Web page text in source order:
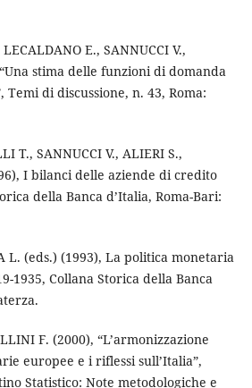
E., SANNUCCI V.,
stima delle funzioni di domanda
di discussione, n. 43, Roma:
T., SANNUCCI V., ALIERI S.,
I bilanci delle aziende di credito
della Banca d’Italia, Roma-Bari:
L. (eds.) (1993), La politica monetaria
1935, Collana Storica della Banca
F. (2000), “L’armonizzazione
europee e i riflessi sull’Italia”,
Statistico: Note metodologiche e